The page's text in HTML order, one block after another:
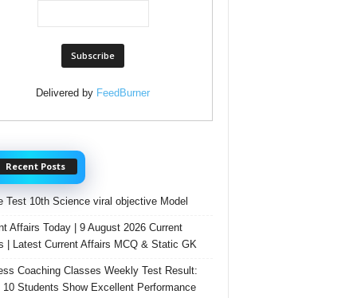
Delivered by FeedBurner
Recent Posts
Test 10th Science viral objective Model
Affairs Today | 9 August 2026 Current
| Latest Current Affairs MCQ & Static GK
Coaching Classes Weekly Test Result:
10 Students Show Excellent Performance